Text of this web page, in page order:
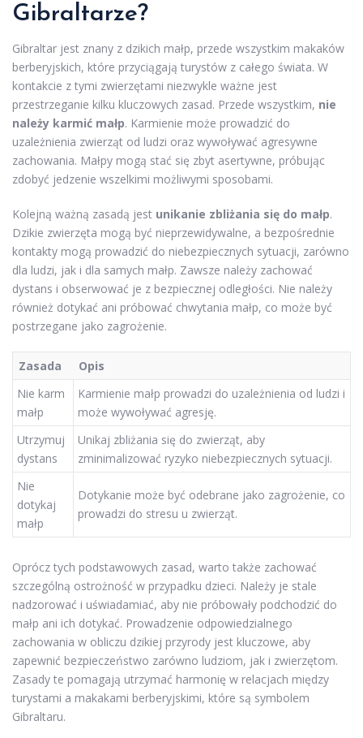
Gibraltarze?
Gibraltar jest znany z dzikich małp, przede wszystkim makaków
berberyjskich, które przyciągają turystów z całego świata. W
kontakcie z tymi zwierzętami niezwykle ważne jest
przestrzeganie kilku kluczowych zasad. Przede wszystkim, nie
należy karmić małp. Karmienie może prowadzić do
uzależnienia zwierząt od ludzi oraz wywoływać agresywne
zachowania. Małpy mogą stać się zbyt asertywne, próbując
zdobyć jedzenie wszelkimi możliwymi sposobami.
Kolejną ważną zasadą jest unikanie zbliżania się do małp.
Dzikie zwierzęta mogą być nieprzewidywalne, a bezpośrednie
kontakty mogą prowadzić do niebezpiecznych sytuacji, zarówno
dla ludzi, jak i dla samych małp. Zawsze należy zachować
dystans i obserwować je z bezpiecznej odległości. Nie należy
również dotykać ani próbować chwytania małp, co może być
postrzegane jako zagrożenie.
Zasada
Opis
Nie karm
małp
Karmienie małp prowadzi do uzależnienia od ludzi i
może wywoływać agresję.
Utrzymuj
dystans
Unikaj zbliżania się do zwierząt, aby
zminimalizować ryzyko niebezpiecznych sytuacji.
Nie
dotykaj
małp
Dotykanie może być odebrane jako zagrożenie, co
prowadzi do stresu u zwierząt.
Oprócz tych podstawowych zasad, warto także zachować
szczególną ostrożność w przypadku dzieci. Należy je stale
nadzorować i uświadamiać, aby nie próbowały podchodzić do
małp ani ich dotykać. Prowadzenie odpowiedzialnego
zachowania w obliczu dzikiej przyrody jest kluczowe, aby
zapewnić bezpieczeństwo zarówno ludziom, jak i zwierzętom.
Zasady te pomagają utrzymać harmonię w relacjach między
turystami a makakami berberyjskimi, które są symbolem
Gibraltaru.